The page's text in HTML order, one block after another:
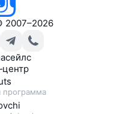
2007–2026
программа